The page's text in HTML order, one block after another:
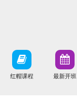
红帽课程 最新开班